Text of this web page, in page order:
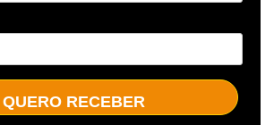
QUERO RECEBER